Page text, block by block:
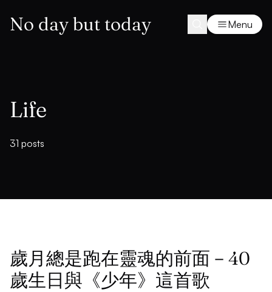
No day but today Menu
Life
31 posts
歲月總是跑在靈魂的前面－40
歲生日與《少年》這首歌